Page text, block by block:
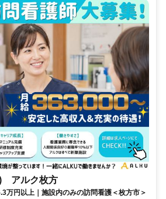
) アルク枚方
万円以上｜施設内のみの訪問看護＜枚方市＞